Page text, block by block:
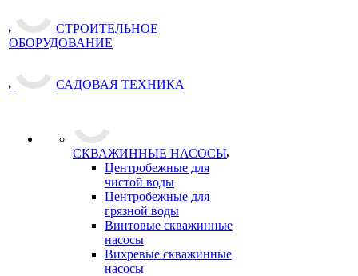
СТРОИТЕЛЬНОЕ
ОБОРУДОВАНИЕ
САДОВАЯ ТЕХНИКА
СКВАЖИННЫЕ НАСОСЫ
Центробежные для
чистой воды
Центробежные для
грязной воды
Винтовые скважинные
насосы
Вихревые скважинные
насосы